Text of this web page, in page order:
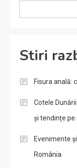
Stiri
Fisura anală:
Cotele
și tendințe
Evenimente
România